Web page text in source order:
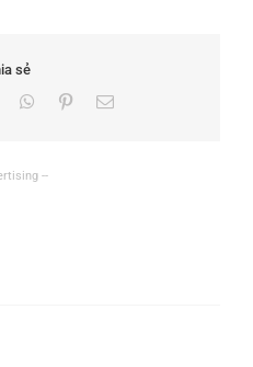
sẻ
WhatsApp
PinterestEmail